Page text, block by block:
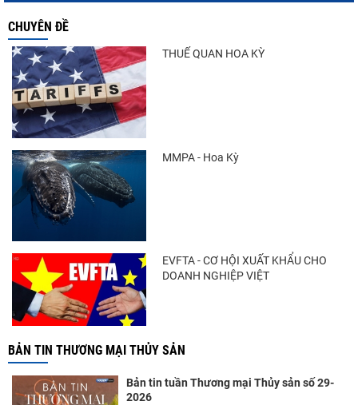
CHUYÊN ĐỀ
THUẾ QUAN HOA KỲ
MMPA - Hoa Kỳ
EVFTA - CƠ HỘI XUẤT KHẨU CHO
DOANH NGHIỆP VIỆT
BẢN TIN THƯƠNG MẠI THỦY SẢN
Bản tin tuần Thương mại Thủy sản số 29-
2026